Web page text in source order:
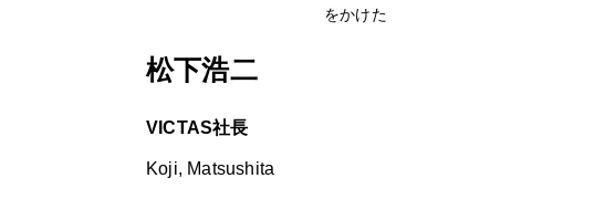
をかけた
松下浩二
VICTAS社長
Koji, Matsushita